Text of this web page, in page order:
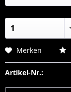
Merken
Artikel-Nr.: